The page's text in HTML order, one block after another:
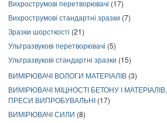
Вихрострумові перетворювачі (17)
Вихрострумові стандартні зразки (7)
Зразки шорсткості (21)
Ультразвукові перетворювачі (5)
Ультразвукові стандартні зразки (15)
ВИМІРЮВАЧІ ВОЛОГИ МАТЕРІАЛІВ (3)
ВИМІРЮВАЧІ МІЦНОСТІ БЕТОНУ І МАТЕРІАЛІВ,
ПРЕСИ ВИПРОБУВАЛЬНІ (17)
ВИМІРЮВАЧІ СИЛИ (8)